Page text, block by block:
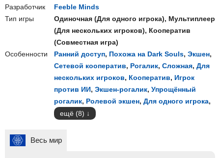
Разработчик
Feeble Minds
Тип игры
Одиночная (Для одного игрока), Мультиплеер
(Для нескольких игроков), Кооператив
(Совместная игра)
Особенности
Ранний доступ, Похожа на Dark Souls, Экшен,
Сетевой кооператив, Рогалик, Сложная, Для
нескольких игроков, Кооператив, Игрок
против ИИ, Экшен-рогалик, Упрощённый
рогалик, Ролевой экшен, Для одного игрока,
ещё (8)
Весь мир